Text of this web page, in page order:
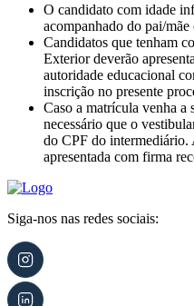
O candidato com idade
acompanhado do pai/
Candidatos que tenham
Exterior deverão
autoridade educacional
inscrição no presente
Caso a matrícula venha a
necessário que o
do CPF do intermediário.
apresentada com firma
Siga-nos nas redes sociais: